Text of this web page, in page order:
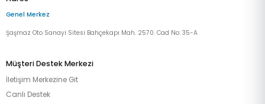
Genel Merkez
Şaşmaz Oto Sanayi Sitesi Bahçekapı Mah. 2570. Cad No: 35-A
Müşteri Destek Merkezi
İletişim Merkezine Git
Canlı Destek